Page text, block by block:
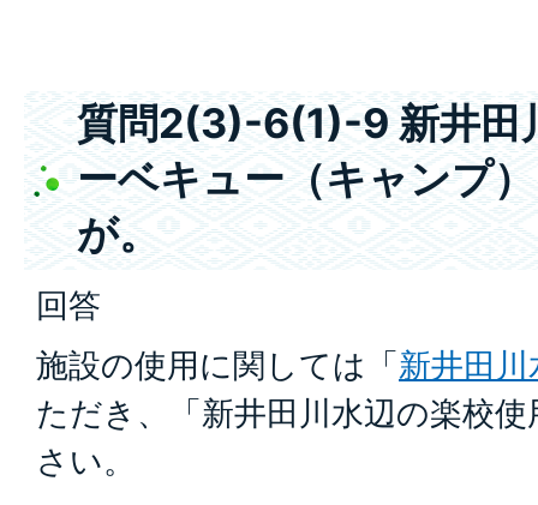
質問2(3)-6(1)-9 新井田
ーベキュー（キャンプ
が。
回答
施設の使用に関しては「新井田
ただき、「新井田川水辺の楽校
さい。